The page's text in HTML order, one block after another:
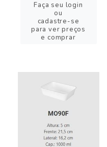
Faça seu login
ou
cadastre-se
para ver preços
e comprar